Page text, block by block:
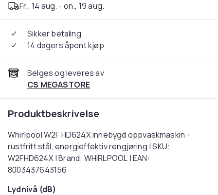
Fr., 14 aug. - on., 19 aug.
Sikker betaling
14 dagers åpent kjøp
Selges og leveres av
CS MEGASTORE
Produktbeskrivelse
Whirlpool W2F HD624X innebygd oppvaskmaskin –
rustfritt stål, energieffektiv rengjøring | SKU:
W2FHD624X | Brand: WHIRLPOOL | EAN:
8003437643156
Lydnivå (dB)